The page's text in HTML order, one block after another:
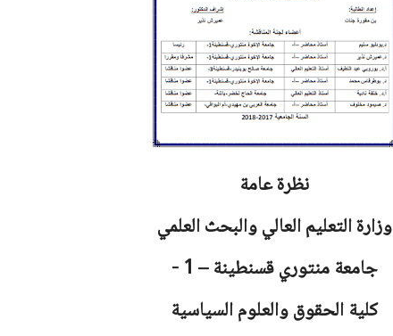
نظرة عامة
وزارة التعليم العالي والبحث العلمي
جامعةمنتوري قسنطينة – 1 -
كلية الحقوق والعلوم السياسية